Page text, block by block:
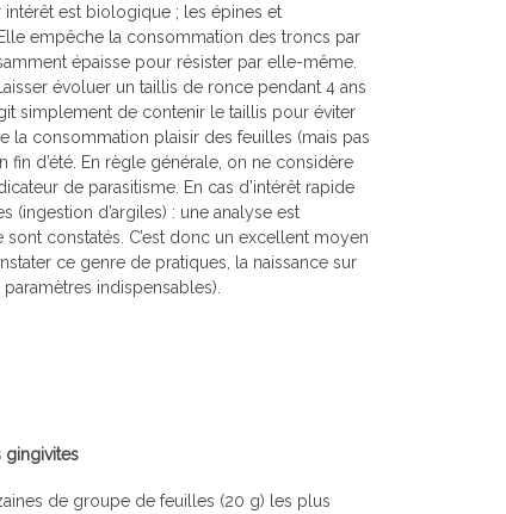
intérêt est biologique ; les épines et
empêche la consommation des troncs par
épaisse pour résister par elle-même.
évoluer un taillis de ronce pendant 4 ans
simplement de contenir le taillis pour éviter
la consommation plaisir des feuilles (mais pas
fin d’été. En règle générale, on ne considère
de parasitisme. En cas d’intérêt rapide
d’argiles) : une analyse est
constatés. C’est donc un excellent moyen
ce genre de pratiques, la naissance sur
indispensables).
gingivites
de groupe de feuilles (20 g) les plus